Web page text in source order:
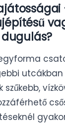
utcákban